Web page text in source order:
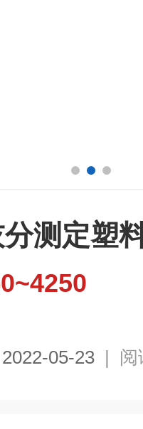
测定塑
2022-05-23 | 阅